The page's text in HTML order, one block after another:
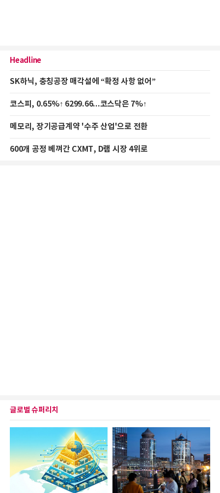
Headline
SK하닉, 충칭공장 매각설에 “확정 사항 없어”
코스피, 0.65%↑ 6299.66...코스닥은 7%↑
메모리, 장기공급계약 '수주 산업'으로 전환
600개 공정 베껴간 CXMT, D램 시장 4위로
글로벌 슈퍼리치